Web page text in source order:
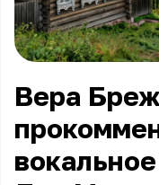
Вера